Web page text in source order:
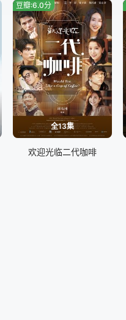
全13集
豆瓣:6.0分
欢迎光临二代咖啡